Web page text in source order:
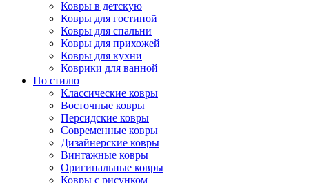
Ковры в детскую
Ковры для гостиной
Ковры для спальни
Ковры для прихожей
Ковры для кухни
Коврики для ванной
По стилю
Классические ковры
Восточные ковры
Персидские ковры
Современные ковры
Дизайнерские ковры
Винтажные ковры
Оригинальные ковры
Ковры с рисунком